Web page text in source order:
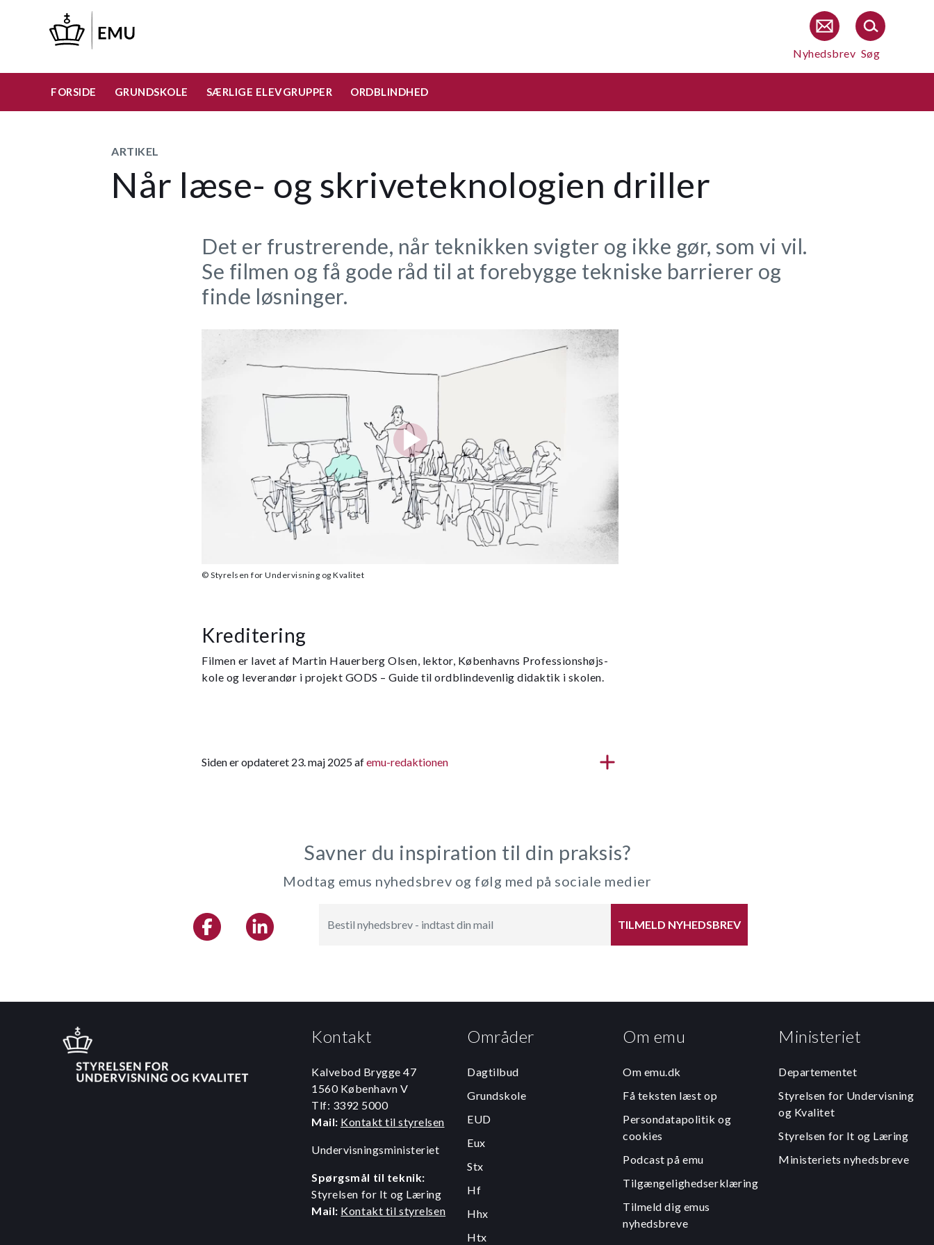
hovedindhold
Nyhedsbrev Søg
FORSIDE GRUNDSKOLE SÆRLIGE ELEVGRUPPER ORDBLINDHED
ARTIKEL
Når læse- og skriveteknologien driller
Det er frustrerende, når teknikken svigter og ikke gør, som vi vil.
Se filmen og få gode råd til at forebygge tekniske barrierer og
finde løsninger.
© Styrelsen for Undervisning og Kvalitet
Kreditering
Filmen er lavet af Martin Hauerberg Olsen, lektor, Københavns Professionshøjs­
kole og leverandør i projekt GODS – Guide til ordblindevenlig didaktik i skolen.
Siden er opdateret 23. maj 2025 afemu-redaktionen
Savner du inspiration til din praksis?
Modtag emus nyhedsbrev og følg med på sociale medier
TILMELD NYHEDSBREV
Kontakt
Kalvebod Brygge 47
1560 København V
Tlf: 3392 5000
Mail: Kontakt til styrelsen
Undervisningsministeriet
Spørgsmål til teknik:
Styrelsen for It og Læring
Mail: Kontakt til styrelsen
Områder
Dagtilbud
Grundskole
EUD
Eux
Stx
Hf
Hhx
Htx
Om emu
Om emu.dk
Få teksten læst op
Persondatapolitik og
cookies
Podcast på emu
Tilgængelighedserklæring
Tilmeld dig emus
nyhedsbreve
Ministeriet
Departementet
Styrelsen for Undervisning
og Kvalitet
Styrelsen for It og Læring
Ministeriets nyhedsbreve